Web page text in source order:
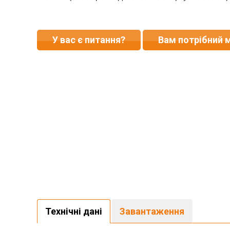
У вас є питання? Вам потрібний
Технічні дані Завантаження